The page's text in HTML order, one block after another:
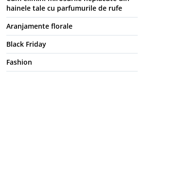
hainele tale cu parfumurile de rufe
Aranjamente florale
Black Friday
Fashion